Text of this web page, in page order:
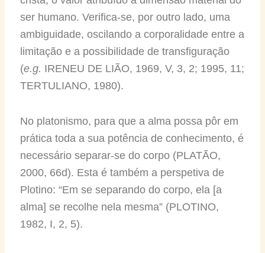
ser humano. Verifica-se, por outro lado, uma
ambiguidade, oscilando a corporalidade entre a
limitação e a possibilidade de transfiguração
(e.g. IRENEU DE LIÃO, 1969, V, 3, 2; 1995, 11;
TERTULIANO, 1980).
No platonismo, para que a alma possa pôr em
prática toda a sua potência de conhecimento, é
necessário separar-se do corpo (PLATÃO,
2000, 66d). Esta é também a perspetiva de
Plotino: “Em se separando do corpo, ela [a
alma] se recolhe nela mesma” (PLOTINO,
1982, I, 2, 5).